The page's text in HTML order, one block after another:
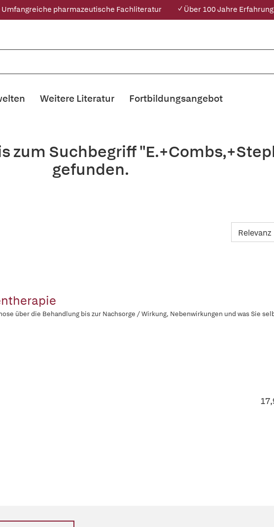
Umfangreiche pharmazeutische Fachliteratur ✓ Über 100 Jahre Erfahrung
Weitere Literatur Fortbildungsangebot
zum Suchbegriff
gefunden.
über die Behandlung bis zur Nachsorge / Wirkung, Nebenwirkungen und was Sie